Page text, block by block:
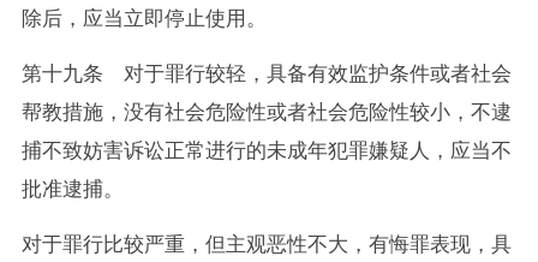
除后，应当立即停止使用。
第十九条 对于罪行较轻，具备有效监护条件或者社会
帮教措施，没有社会危险性或者社会危险性较小，不逮
捕不致妨害诉讼正常进行的未成年犯罪嫌疑人，应当不
批准逮捕。
对于罪行比较严重，但主观恶性不大，有悔罪表现，具